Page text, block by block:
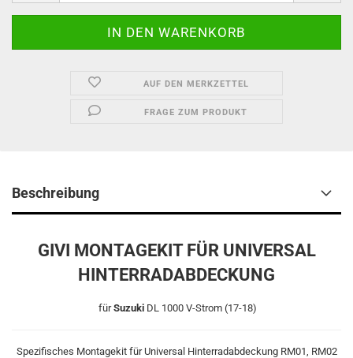
AUF DEN MERKZETTEL
FRAGE ZUM PRODUKT
Beschreibung
GIVI MONTAGEKIT FÜR UNIVERSAL
HINTERRADABDECKUNG
fürSuzuki DL 1000 V-Strom (17-18)
Spezifisches Montagekit für Universal Hinterradabdeckung RM01, RM02